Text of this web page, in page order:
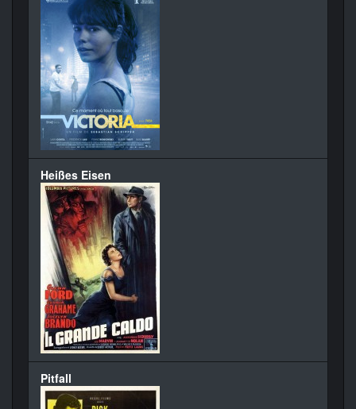
Heißes Eisen
Pitfall